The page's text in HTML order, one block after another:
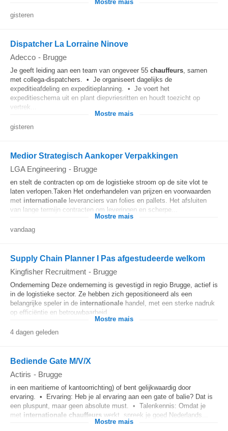
Mostre mais
gisteren
Dispatcher La Lorraine Ninove
Adecco - Brugge
Je geeft leiding aan een team van ongeveer 55 chauffeurs, samen
met collega-dispatchers. • Je organiseert dagelijks de
expeditieafdeling en expeditieplanning. • Je voert het
expeditieschema uit en plant diepvriesritten en houdt toezicht op
vertrek...
Mostre mais
gisteren
Medior Strategisch Aankoper Verpakkingen
LGA Engineering - Brugge
en stelt de contracten op om de logistieke stroom op de site vlot te
laten verlopen.Taken Het onderhandelen van prijzen en voorwaarden
met internationale leveranciers van folies en pallets. Het afsluiten
van lange termijn contracten om leveringen en scherpe...
Mostre mais
vandaag
Supply Chain Planner I Pas afgestudeerde welkom
Kingfisher Recruitment - Brugge
Onderneming Deze onderneming is gevestigd in regio Brugge, actief is
in de logistieke sector. Ze hebben zich gepositioneerd als een
belangrijke speler in de internationale handel, met een sterke nadruk
op efficiëntie en betrouwbaarheid...
Mostre mais
4 dagen geleden
Bediende Gate M/V/X
Actiris - Brugge
in een maritieme of kantoorrichting) of bent gelijkwaardig door
ervaring. • Ervaring: Heb je al ervaring aan een gate of balie? Dat is
een pluspunt, maar geen absolute must. • Talenkennis: Omdat je
met internationale chauffeurs werkt, spreek je goed Nederlands...
Mostre mais